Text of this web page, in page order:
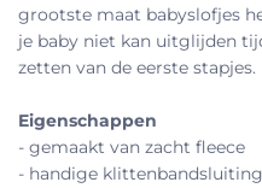
grootste maat babyslofjes
je baby niet kan uitglijden
zetten van de eerste stapjes.
Eigenschappen
- gemaakt van zacht fleece
- handige klittenbandsluiting